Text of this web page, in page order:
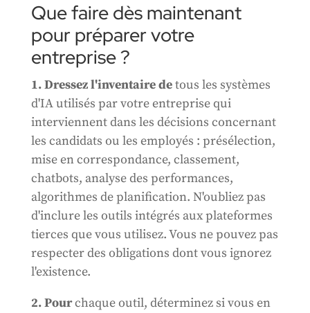
Que faire dès maintenant
pour préparer votre
entreprise ?
1. Dressez l'inventaire detous les systèmes
d'IA utilisés par votre entreprise qui
interviennent dans les décisions concernant
les candidats ou les employés : présélection,
mise en correspondance, classement,
chatbots, analyse des performances,
algorithmes de planification. N'oubliez pas
d'inclure les outils intégrés aux plateformes
tierces que vous utilisez. Vous ne pouvez pas
respecter des obligations dont vous ignorez
l'existence.
2. Pourchaque outil, déterminez si vous en